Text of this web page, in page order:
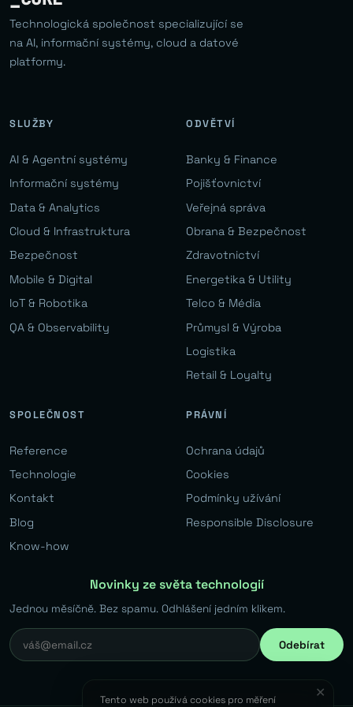
Technologická společnost specializující se
na AI, informační systémy, cloud a datové
platformy.
SLUŽBY
AI & Agentní systémy
Informační systémy
Data & Analytics
Cloud & Infrastruktura
Bezpečnost
Mobile & Digital
IoT & Robotika
QA & Observability
ODVĚTVÍ
Banky & Finance
Pojišťovnictví
Veřejná správa
Obrana & Bezpečnost
Zdravotnictví
Energetika & Utility
Telco & Média
Průmysl & Výroba
Logistika
Retail & Loyalty
SPOLEČNOST
Reference
Technologie
Kontakt
Blog
Know-how
PRÁVNÍ
Ochrana údajů
Cookies
Podmínky užívání
Responsible Disclosure
Novinky ze světa technologií
Jednou měsíčně. Bez spamu. Odhlášení jedním klikem.
Odebírat
✕
Tento web používá cookies pro měření